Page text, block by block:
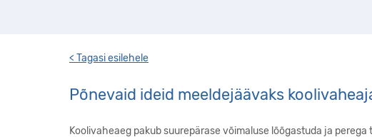
< Tagasi esilehele
Põnevaid ideid meeldejäävaks
Koolivaheaeg pakub suurepärase võimaluse lõõgastuda ja